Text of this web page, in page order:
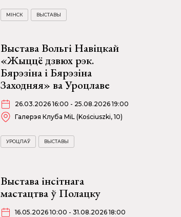
МІНСК ВЫСТАВЫ
Выстава Вольгі Навіцкай
«Жыццё дзвюх рэк.
Бярэзіна і Бярэзіна
Заходняя» ва Уроцлаве
26.03.2026 16:00 - 25.08.2026 19:00
Галерэя Клуба MiL (Kościuszki, 10)
УРОЦЛАЎ ВЫСТАВЫ
Выстава інсітнага
мастацтва ў Полацку
16.05.2026 10:00 - 31.08.2026 18:00